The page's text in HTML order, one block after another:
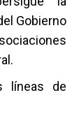
Gobierno
líneas de